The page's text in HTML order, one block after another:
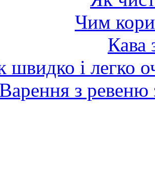
Чим
Кава
швидко і легко
Варення з ревеню